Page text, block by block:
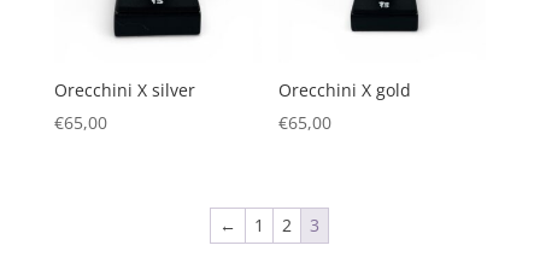
Orecchini X silver
€65,00
Orecchini X gold
€65,00
← 1 2 3